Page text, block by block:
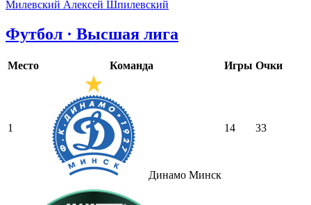
Милевский Алексей Шпилевский
Футбол · Высшая лига
Место Команда Игры Очки
1
Динамо Минск
14 33